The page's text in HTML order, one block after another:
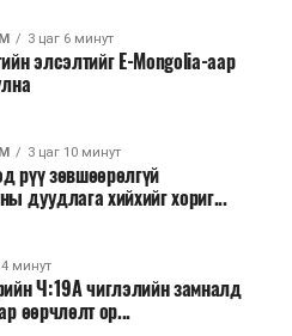
тоног төхөөрөмж,
худалдан авах;
хууль зүйн салбараас бусад
мэдээлэхээс бусад кино,
зардал;
горимыг 2026 оны
31 хүртэл мөрдөнө. Харин
3 цаг 6 минут
элсэлтийг E-Mongolia-аар
3 цаг 10 минут
рүү зөвшөөрөлгүй
дуудлага хийхийг хориг...
минут
Ч:19А чиглэлийн замналд
өөрчлөлт ор...